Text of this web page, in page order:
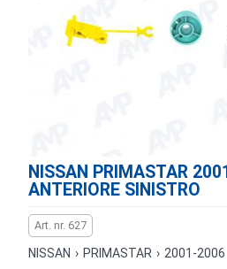
CHI
CATALOGO
NISSAN PRIMASTAR
ANTERIORE SINISTRO
Art. nr. 627
NISSAN › PRIMASTAR › 2001-2006